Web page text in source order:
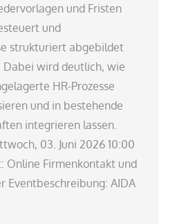
und Fristen
und
strukturiert abgebildet
Dabei wird deutlich, wie
HR-Prozesse
und in bestehende
integrieren lassen.
03. Juni 2026 10:00
Online Firmenkontakt und
Eventbeschreibung: AIDA